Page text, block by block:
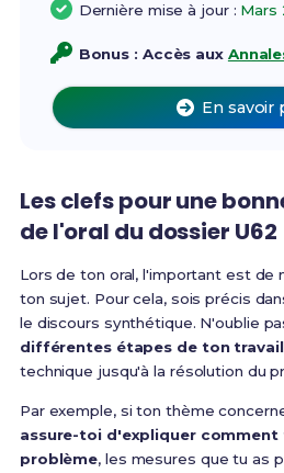
Dernière mise à jour : Mars
Bonus : Accès aux
En savoir
Les clefs pour une
de l'oral du dossier U62
Lors de ton oral, l'important est de
ton sujet. Pour cela, sois précis
le discours synthétique. N'oublie
différentes étapes de ton travail
technique jusqu'à la résolution du
Par exemple, si ton thème
assure-toi d'expliquer
problème, les mesures que tu as